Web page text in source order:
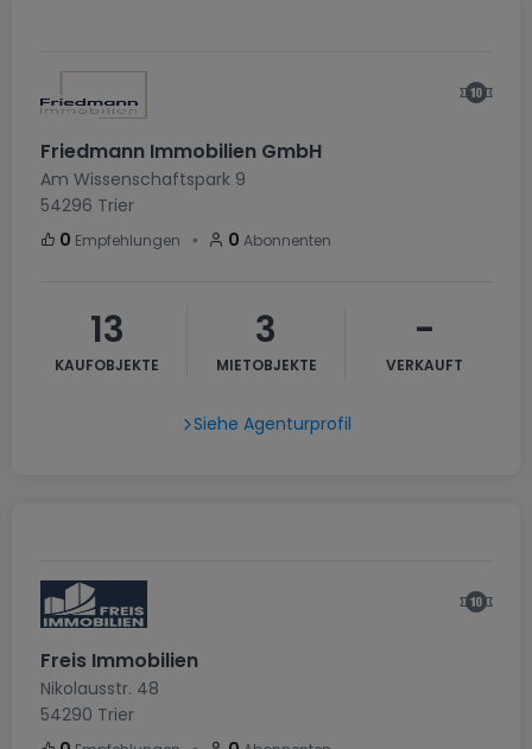
Friedmann Immobilien GmbH
Am Wissenschaftspark 9
54296 Trier
0 Empfehlungen ・ 0 Abonnenten
13
KAUFOBJEKTE
3
MIETOBJEKTE
-
VERKAUFT
Siehe Agenturprofil
Freis Immobilien
Nikolausstr. 48
54290 Trier